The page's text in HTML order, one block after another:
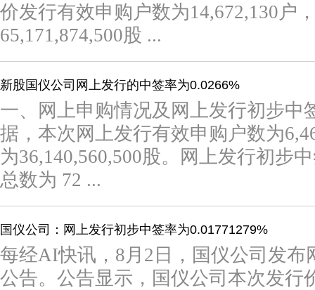
价发行有效申购户数为14,672,130户
65,171,874,500股 ...
新股国仪公司网上发行的中签率为0.0266%
一、网上申购情况及网上发行初步中
据，本次网上发行有效申购户数为
为36,140,560,500股。网上发行初步
总数为 72 ...
国仪公司：网上发行初步中签率为0.01771279%
每经AI快讯，8月2日，国仪公司发布
公告。公告显示，国仪公司本次发行